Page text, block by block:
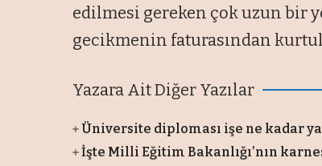
edilmesi gereken çok uzun bir
gecikmenin faturasından
Yazara Ait Diğer Yazılar
Üniversite diploması işe ne kadar
İşte Milli Eğitim Bakanlığı’nın